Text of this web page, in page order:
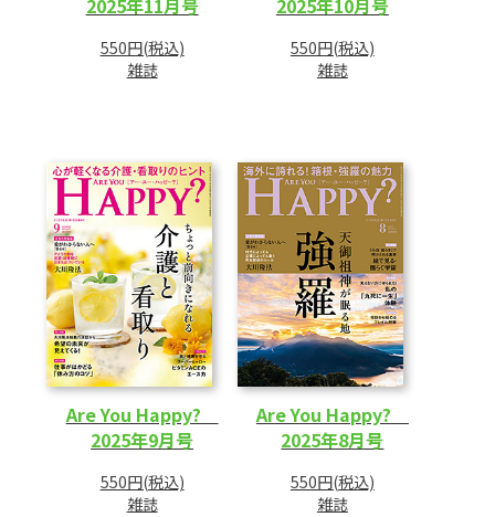
550円(税込)
雑誌
550円(税込)
雑誌
Are You Happy?
2025年9月号
550円(税込)
雑誌
Are You Happy?
2025年8月号
550円(税込)
雑誌